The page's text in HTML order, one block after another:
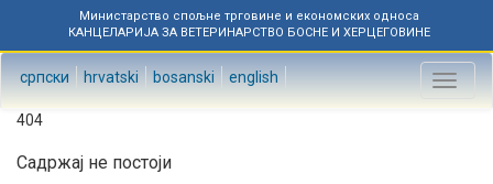
Министарство спољне трговине и економских односа
КАНЦЕЛАРИЈА ЗА ВЕТЕРИНАРСТВО БОСНЕ И ХЕРЦЕГОВИНЕ
српски hrvatski bosanski english
Toggle
404
Садржај не постоји